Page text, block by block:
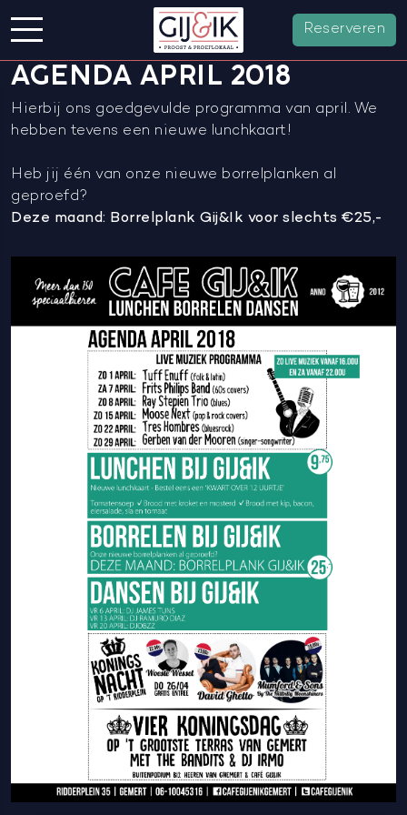
Reserveren
AGENDA APRIL 2018
Hierbij ons goedgevulde programma van april. We
hebben tevens een nieuwe lunchkaart!
Heb jij één van onze nieuwe borrelplanken al
geproefd?
Deze maand: Borrelplank Gij&Ik voor slechts €25,-